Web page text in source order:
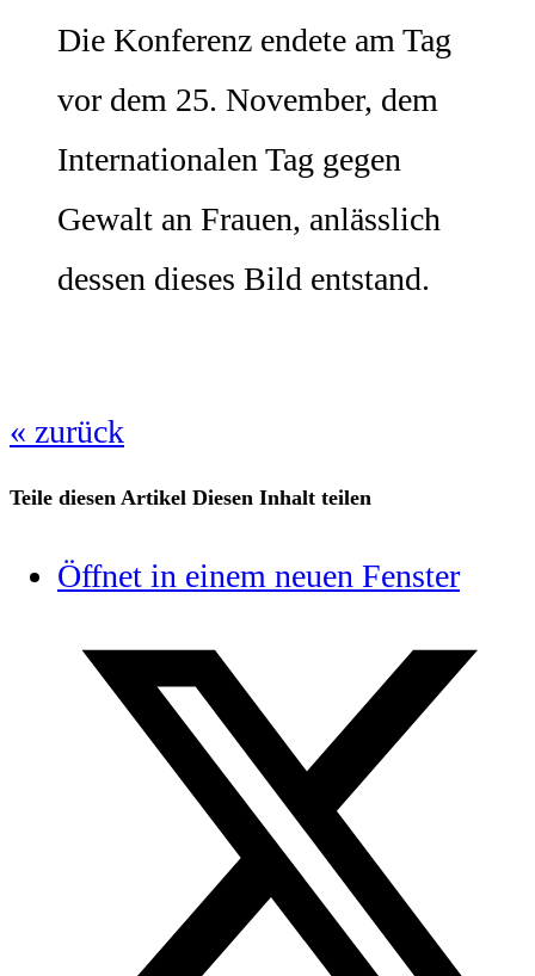
Die Konferenz endete am Tag
vor dem 25. November, dem
Internationalen Tag gegen
Gewalt an Frauen, anlässlich
dessen dieses Bild entstand.
« zurück
Teile diesen Artikel Diesen Inhalt teilen
Öffnet in einem neuen Fenster